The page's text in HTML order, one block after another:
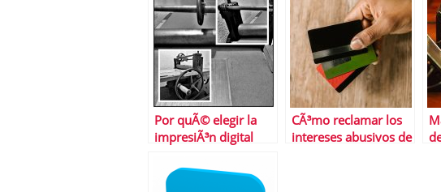
ciertas empresas
Por quÃ© elegir la
impresiÃ³n digital
CÃ³mo reclamar los
intereses abusivos de